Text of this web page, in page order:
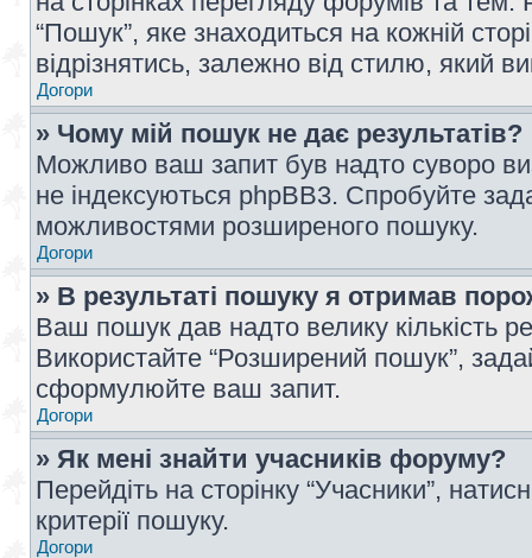
“Пошук”, яке знаходиться на кожній
відрізнятись, залежно від стилю, який
Догори
» Чому мій пошук не дає результатів?
Можливо ваш запит був надто суворо
не індексуються phpBB3. Спробуйте
можливостями розширеного пошуку.
Догори
» В результаті пошуку я отримав
Ваш пошук дав надто велику кількість
Використайте “Розширений пошук”,
сформулюйте ваш запит.
Догори
» Як мені знайти учасників форуму?
Перейдіть на сторінку “Учасники”,
критерії пошуку.
Догори